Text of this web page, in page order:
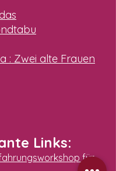
: Zwei alte Frauen
Links:
für